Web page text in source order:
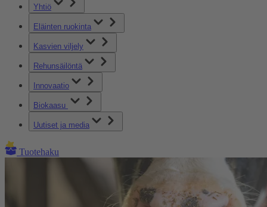
Yhtiö
Eläinten ruokinta
Kasvien viljely
Rehunsäilöntä
Innovaatio
Biokaasu
Uutiset ja media
Tuotehaku